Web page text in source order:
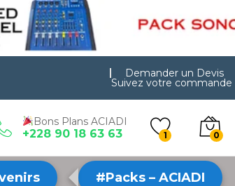
Demander un Devis
Suivez votre commande
Bons Plans ACIADI
+228 90 18 63 63 1 0
#Packs – ACIADI